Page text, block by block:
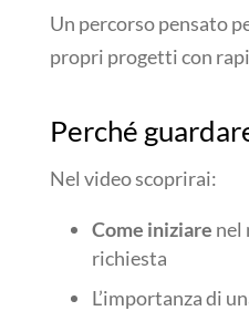
Un percorso pensato
propri progetti con
Perché
Nel video scoprirai:
Come iniziare nel
richiesta
L’importanza di